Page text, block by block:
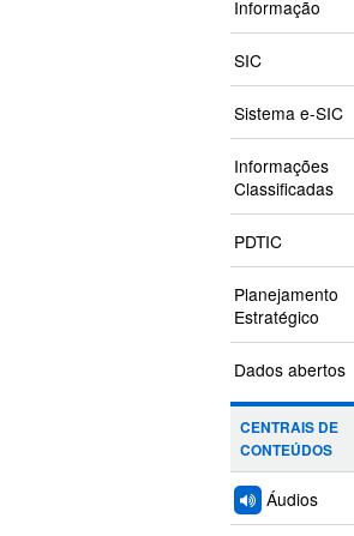
Informação
SIC
Sistema e-SIC
Informações
Classificadas
PDTIC
Planejamento
Estratégico
Dados abertos
CENTRAIS DE
CONTEÚDOS
Áudios